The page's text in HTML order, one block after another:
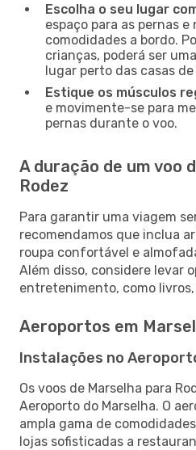
Escolha o seu lugar
espaço para as pernas
comodidades a bordo.
crianças, poderá ser
lugar perto das casas de
Estique os músculos
e movimente-se para
pernas durante o voo.
A duração de um voo
Rodez
Para garantir uma viagem
recomendamos que inclua
roupa confortável e
Além disso, considere levar
entretenimento, como
Aeroportos em
Instalações no
Os voos de Marselha para
Aeroporto do Marselha. O
ampla gama de
lojas sofisticadas a